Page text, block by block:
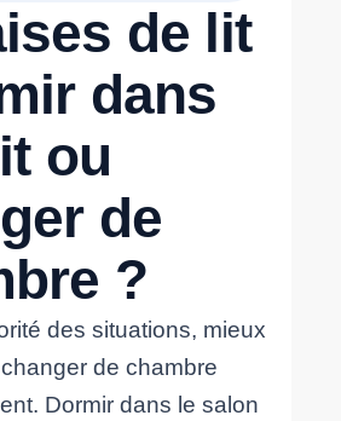
de lit
dans
ou
de
?
des situations, mieux
de chambre
Dormir dans le salon